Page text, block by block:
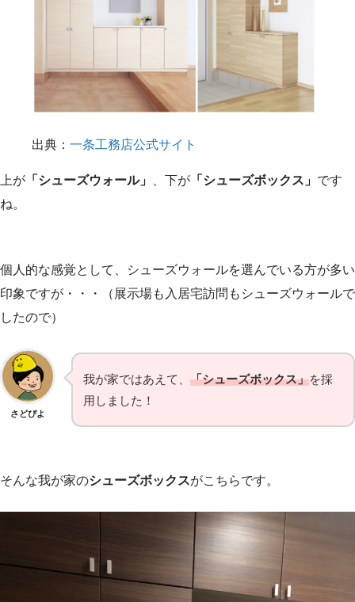
出典： 一条工務店公式サイト
上が 「シューズウォール」 、下が 「シューズボックス」 です
ね。
個人的な感覚として、シューズウォールを選んでいる方が多い
印象ですが・・・（展示場も入居宅訪問もシューズウォールで
したので）
さどぴよ
我が家ではあえて、 「シューズボックス」を採
用しました！
そんな我が家のシューズボックスがこちらです。